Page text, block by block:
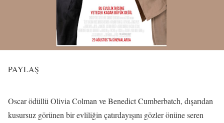
PAYLAŞ
Oscar ödüllü Olivia Colman ve Benedict Cumberbatch, dışarıdan
kusursuz görünen bir evliliğin çatırdayışını gözler önüne seren